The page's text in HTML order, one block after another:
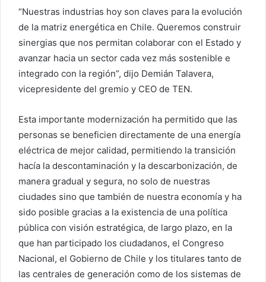
“Nuestras industrias hoy son claves para la evolución
de la matriz energética en Chile. Queremos construir
sinergias que nos permitan colaborar con el Estado y
avanzar hacia un sector cada vez más sostenible e
integrado con la región”, dijo Demián Talavera,
vicepresidente del gremio y CEO de TEN.
Esta importante modernización ha permitido que las
personas se beneficien directamente de una energía
eléctrica de mejor calidad, permitiendo la transición
hacía la descontaminación y la descarbonización, de
manera gradual y segura, no solo de nuestras
ciudades sino que también de nuestra economía y ha
sido posible gracias a la existencia de una política
pública con visión estratégica, de largo plazo, en la
que han participado los ciudadanos, el Congreso
Nacional, el Gobierno de Chile y los titulares tanto de
las centrales de generación como de los sistemas de